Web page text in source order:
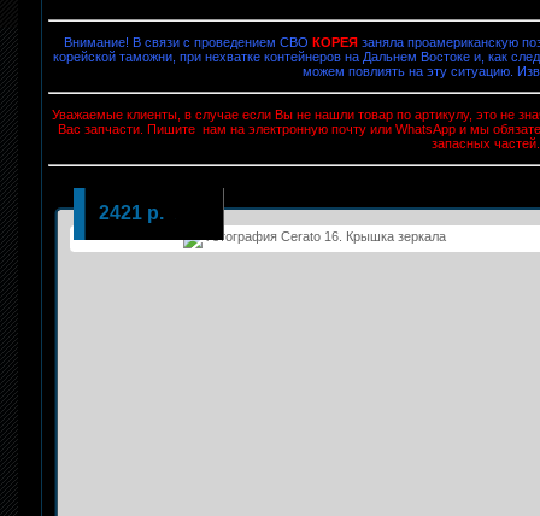
Внимание! В связи с проведением СВО КОРЕЯзаняла проамериканскую
корейской таможни, при нехватке контейнеров на Дальнем Востоке и, как
можем повлиять на эту ситуацию.
Уважаемые клиенты, в случае если Вы не нашли товар по артикулу, это не
Вас запчасти. Пишите нам на электронную почту или WhatsApp и мы
запасных частей.
2421 р.